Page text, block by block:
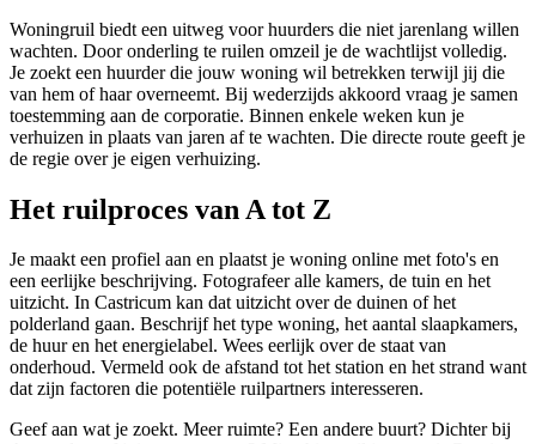
Woningruil biedt een uitweg voor huurders die niet jarenlang willen
wachten. Door onderling te ruilen omzeil je de wachtlijst volledig.
Je zoekt een huurder die jouw woning wil betrekken terwijl jij die
van hem of haar overneemt. Bij wederzijds akkoord vraag je samen
toestemming aan de corporatie. Binnen enkele weken kun je
verhuizen in plaats van jaren af te wachten. Die directe route geeft je
de regie over je eigen verhuizing.
Het ruilproces van A tot Z
Je maakt een profiel aan en plaatst je woning online met foto's en
een eerlijke beschrijving. Fotografeer alle kamers, de tuin en het
uitzicht. In Castricum kan dat uitzicht over de duinen of het
polderland gaan. Beschrijf het type woning, het aantal slaapkamers,
de huur en het energielabel. Wees eerlijk over de staat van
onderhoud. Vermeld ook de afstand tot het station en het strand want
dat zijn factoren die potentiële ruilpartners interesseren.
Geef aan wat je zoekt. Meer ruimte? Een andere buurt? Dichter bij